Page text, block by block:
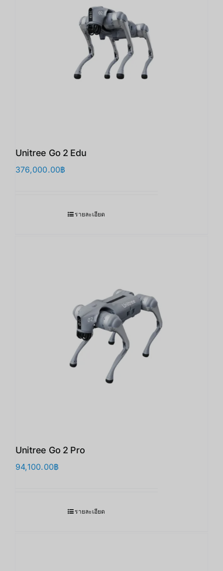
Unitree Go 2 Edu
376,000.00฿
รายละเอียด
Unitree Go 2 Pro
94,100.00฿
รายละเอียด